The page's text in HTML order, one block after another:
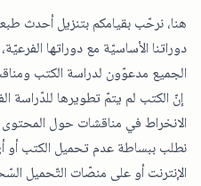
هنا، نرحّب بقيامكم بتنزيل أحدث
دوراتنا الأساسيّة مع دوراتها
الجميع مدعوّون لدراسة الكتب
إنّ الكتب لم يتمّ تطويرها للدّراسة
الانخراط في مناقشات حول المحتوى
نطلب ببساطة عدم تحميل الكتب أو